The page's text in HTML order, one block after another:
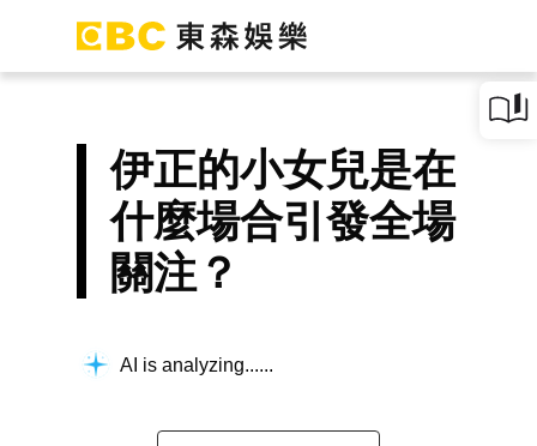
伊正的小女兒是在
什麼場合引發全場
關注？
AI is analyzing...